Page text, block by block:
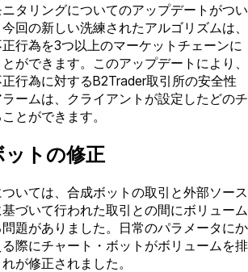
タリングについてのアップデートがつい
回の新しい洗練されたアルゴリズムは、
行為を3つ以上のマーケットチェーンに
ができます。このアップデートにより、
行為に対するB2Trader取引所の安全性
ームは、クライアントが設定したどのチ
とができます。
トの修正
いては、合成ボットの取引と外部ソース
づいて行われた取引との間にボリューム
題がありました。日常のパラメータにか
際にチャート・ボットがボリュームを排
が修正されました。